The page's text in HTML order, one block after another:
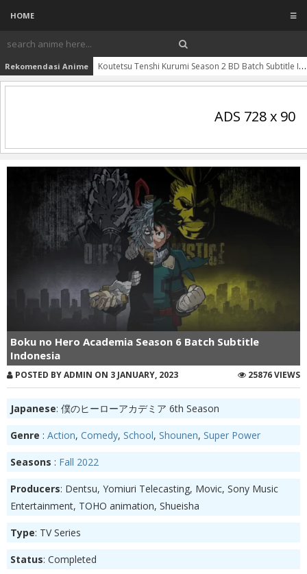
HOME ☰
Rekomendasi Anime Koutetsu Tenshi Kurumi Season 2 BD Batch Subtitle Indonesia
ADS 728 x 90
Boku no Hero Academia Season 6 Batch Subtitle
Indonesia
POSTED BY ADMIN ON 3 JANUARY, 2023 25876 VIEWS
Japanese: 僕のヒーローアカデミア 6th Season
Genre : Action, Comedy, School, Shounen, Super Power
Seasons : Fall 2022
Producers: Dentsu, Yomiuri Telecasting, Movic, Sony Music
Entertainment, TOHO animation, Shueisha
Type: TV Series
Status: Completed